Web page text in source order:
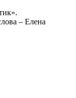
– Елена